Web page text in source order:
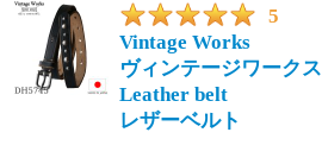
5
Vintage Works
ヴィンテージワークス
Leather belt
レザーベルト